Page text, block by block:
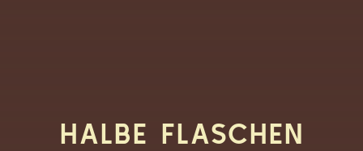
HALBE FLASCHEN